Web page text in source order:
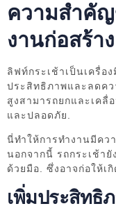
ความสำคัญ
งานก่อสร้าง
ลิฟท์กระเช้าเป็นเครื่อ
ประสิทธิภาพและลดคว
สูงสามารถยกและเคลื่
และปลอดภัย.
นี่ทำให้การทำงานมีคว
นอกจากนี้ รถกระเช้า
ด้วยมือ. ซึ่งอาจก่อให้เกิ
เพิ่มประสิทธิ